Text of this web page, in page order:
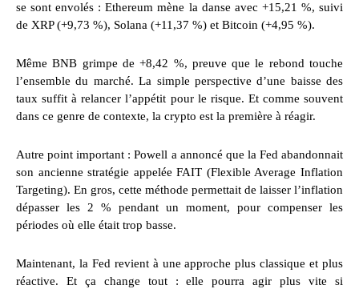
se sont envolés : Ethereum mène la danse avec +15,21 %, suivi
de XRP (+9,73 %), Solana (+11,37 %) et Bitcoin (+4,95 %).
Même BNB grimpe de +8,42 %, preuve que le rebond touche
l’ensemble du marché. La simple perspective d’une baisse des
taux suffit à relancer l’appétit pour le risque. Et comme souvent
dans ce genre de contexte, la crypto est la première à réagir.
Autre point important : Powell a annoncé que la Fed abandonnait
son ancienne stratégie appelée FAIT (Flexible Average Inflation
Targeting). En gros, cette méthode permettait de laisser l’inflation
dépasser les 2 % pendant un moment, pour compenser les
périodes où elle était trop basse.
Maintenant, la Fed revient à une approche plus classique et plus
réactive. Et ça change tout : elle pourra agir plus vite si